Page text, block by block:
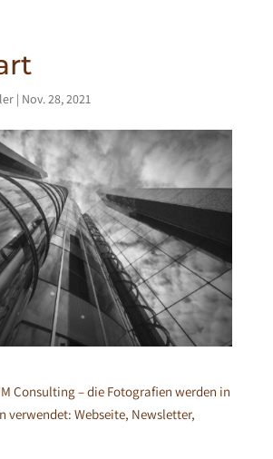
| Nov. 28, 2021
Consulting – die Fotografien werden in
verwendet: Webseite, Newsletter,